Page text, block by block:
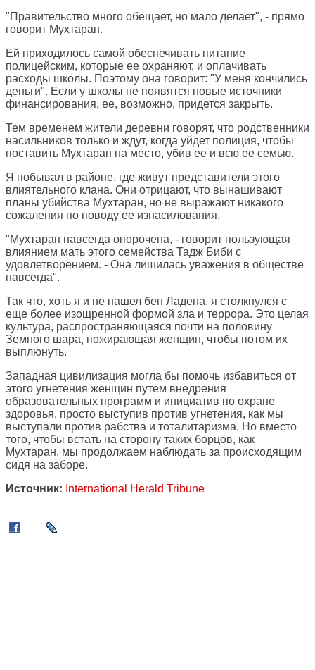
"Правительство много обещает, но мало делает", - прямо
говорит Мухтаран.
Ей приходилось самой обеспечивать питание
полицейским, которые ее охраняют, и оплачивать
расходы школы. Поэтому она говорит: "У меня кончились
деньги". Если у школы не появятся новые источники
финансирования, ее, возможно, придется закрыть.
Тем временем жители деревни говорят, что родственники
насильников только и ждут, когда уйдет полиция, чтобы
поставить Мухтаран на место, убив ее и всю ее семью.
Я побывал в районе, где живут представители этого
влиятельного клана. Они отрицают, что вынашивают
планы убийства Мухтаран, но не выражают никакого
сожаления по поводу ее изнасилования.
"Мухтаран навсегда опорочена, - говорит пользующая
влиянием мать этого семейства Тадж Биби с
удовлетворением. - Она лишилась уважения в обществе
навсегда".
Так что, хоть я и не нашел бен Ладена, я столкнулся с
еще более изощренной формой зла и террора. Это целая
культура, распространяющаяся почти на половину
Земного шара, пожирающая женщин, чтобы потом их
выплюнуть.
Западная цивилизация могла бы помочь избавиться от
этого угнетения женщин путем внедрения
образовательных программ и инициатив по охране
здоровья, просто выступив против угнетения, как мы
выступали против рабства и тоталитаризма. Но вместо
того, чтобы встать на сторону таких борцов, как
Мухтаран, мы продолжаем наблюдать за происходящим
сидя на заборе.
Источник: International Herald Tribune